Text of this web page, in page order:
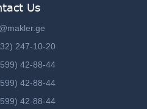
Us
247-10-20
42-88-44
42-88-44
42-88-44